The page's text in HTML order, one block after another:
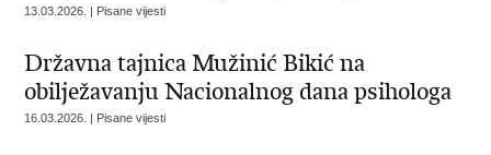
13.03.2026. | Pisane vijesti
Državna tajnica Mužinić Bikić na
obilježavanju Nacionalnog dana psihologa
16.03.2026. | Pisane vijesti